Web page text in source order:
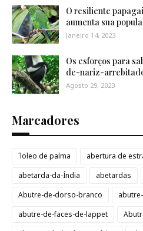
O resiliente
aumenta sua
Janeiro 14, 2023
Os esforços para
de-nariz-
Agosto 29, 2023
Marcadores
´loleo de palma abertura de
abetarda-da-Índia
abetardas
Abutre-de-dorso-branco
abutre-de-faces-de-lappet